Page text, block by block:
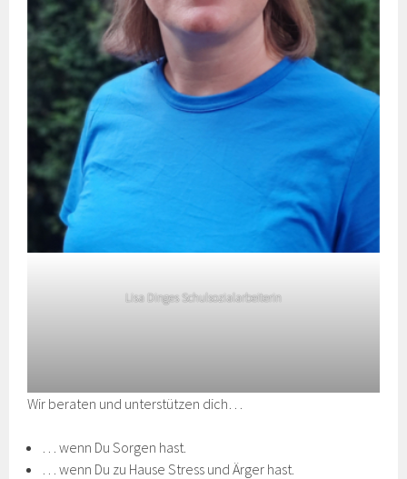
Lisa Dinges Schulsozialarbeiterin
Wir beraten und unterstützen dich…
… wenn Du Sorgen hast.
… wenn Du zu Hause Stress und Ärger hast.